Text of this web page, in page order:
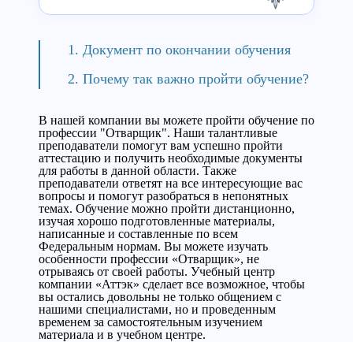
Документ по окончании обучения
Почему так важно пройти обучение?
В нашей компании вы можете пройти обучение по
профессии "Отварщик". Наши талантливые
преподаватели помогут вам успешно пройти
аттестацию и получить необходимые документы
для работы в данной области. Также
преподаватели ответят на все интересующие вас
вопросы и помогут разобраться в непонятных
темах. Обучение можно пройти дистанционно,
изучая хорошо подготовленные материалы,
написанные и составленные по всем
Федеральным нормам. Вы можете изучать
особенности профессии «Отварщик», не
отрываясь от своей работы. Учебный центр
компании «Аттэк» сделает все возможное, чтобы
вы остались довольны не только общением с
нашими специалистами, но и проведенным
временем за самостоятельным изучением
материала и в учебном центре.